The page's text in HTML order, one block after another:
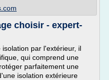
choisir - expert-
par l'extérieur, il
qui comprend une
parfaitement une
isolation extérieure